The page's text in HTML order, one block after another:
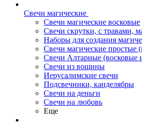
Свечи магические
Свечи магические восковые
Свечи скрутки, с травами,
Наборы для создания
Свечи магические простые
Свечи Алтарные (восковые
Свечи из вощины
Иерусалимские свечи
Подсвечники, канделябры
Свечи на деньги
Свечи на любовь
Еще